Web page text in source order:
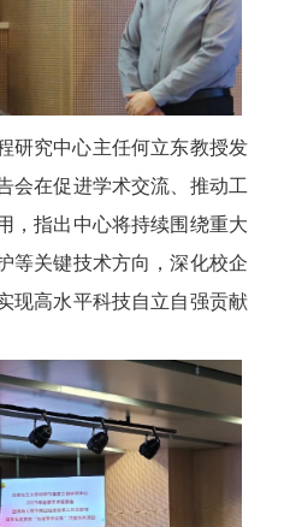
研究中心主任何立东教授发
会在促进学术交流、推动工
，指出中心将持续围绕重大
等关键技术方向，深化校企
现高水平科技自立自强贡献